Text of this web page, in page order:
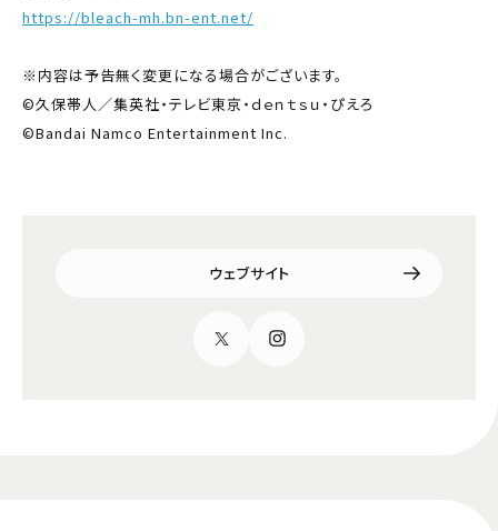
https://bleach-mh.bn-ent.net/
※内容は予告無く変更になる場合がございます。
©久保帯人／集英社・テレビ東京・ｄｅｎｔｓｕ・ぴえろ
©Bandai Namco Entertainment Inc.
ウェブサイト